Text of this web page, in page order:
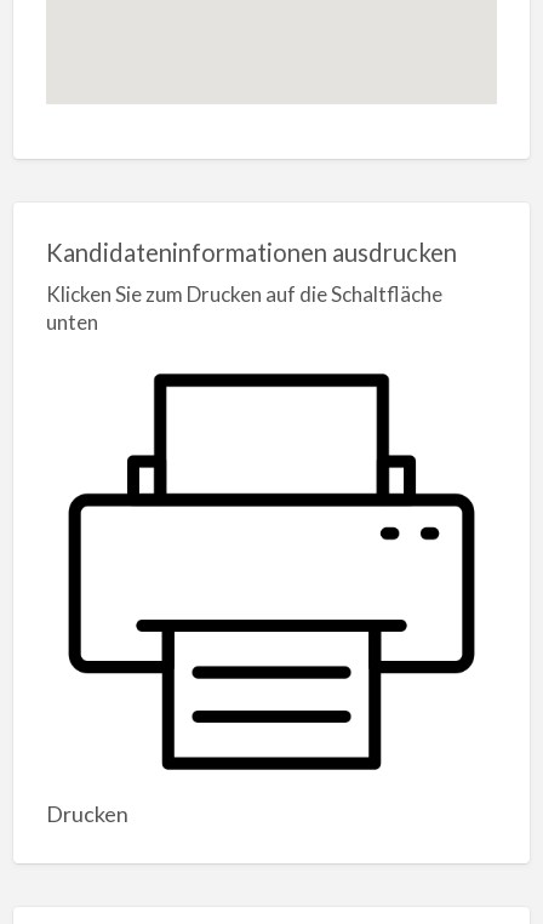
Kandidateninformationen ausdrucken
Klicken Sie zum Drucken auf die Schaltfläche
unten
Drucken